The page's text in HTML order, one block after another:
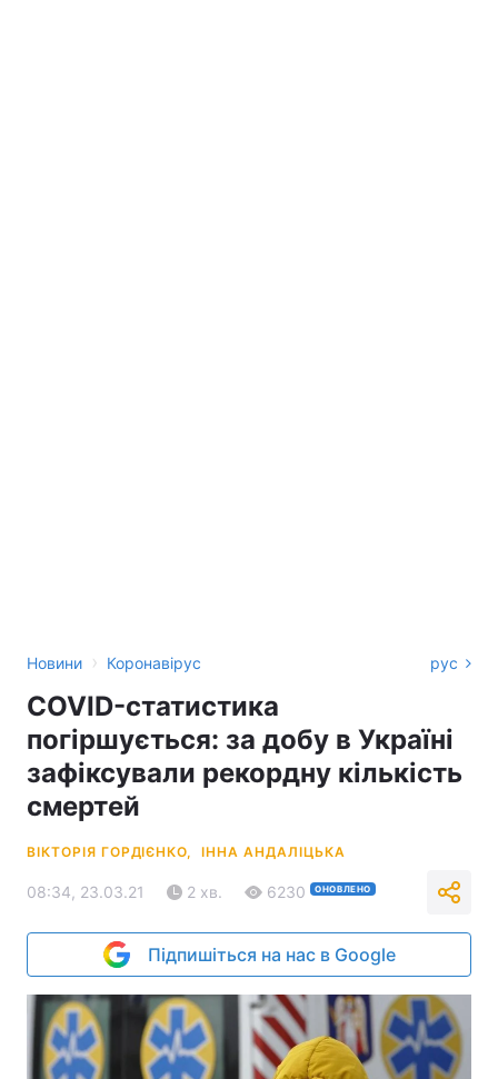
Новини › Коронавірус рус
COVID-статистика
погіршується: за добу в Україні
зафіксували рекордну кількість
смертей
ВІКТОРІЯ ГОРДІЄНКО, ІННА АНДАЛІЦЬКА
08:34, 23.03.21 2 хв. 6230 ОНОВЛЕНО
Підпишіться на нас в Google